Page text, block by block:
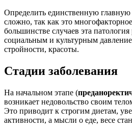
Определить единственную главную
сложно, так как это
большинстве случаев эта патология
социальным и культурным
стройности, красоты.
Стадии заболевания
На начальном этапе (
возникает недовольство своим
Это приводит к строгим диетам,
активности, а мысли о еде, весе